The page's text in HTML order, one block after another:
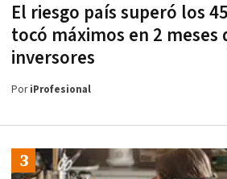
El riesgo país superó los
tocó máximos en 2 meses
inversores
PoriProfesional